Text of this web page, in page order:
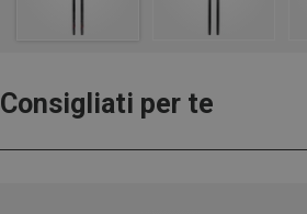
Consigliati per te